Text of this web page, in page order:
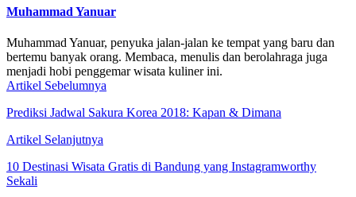
Muhammad Yanuar
Muhammad Yanuar, penyuka jalan-jalan ke tempat yang baru dan
bertemu banyak orang. Membaca, menulis dan berolahraga juga
menjadi hobi penggemar wisata kuliner ini.
Artikel Sebelumnya
Prediksi Jadwal Sakura Korea 2018: Kapan & Dimana
Artikel Selanjutnya
10 Destinasi Wisata Gratis di Bandung yang Instagramworthy
Sekali